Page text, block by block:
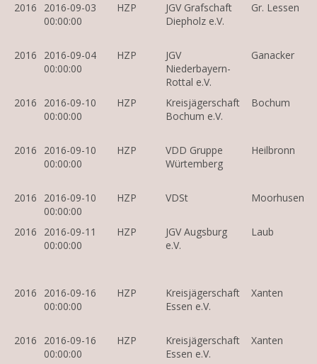
2016
2016-09-03
00:00:00
HZP
JGV Grafschaft
Diepholz e.V.
Gr. Lessen
2016
2016-09-04
00:00:00
HZP
JGV
Niederbayern-
Rottal e.V.
Ganacker
2016
2016-09-10
00:00:00
HZP
Kreisjägerschaft
Bochum e.V.
Bochum
2016
2016-09-10
00:00:00
HZP
VDD Gruppe
Würtemberg
Heilbronn
2016
2016-09-10
00:00:00
HZP VDSt Moorhusen
2016
2016-09-11
00:00:00
HZP
JGV Augsburg
e.V.
Laub
2016
2016-09-16
00:00:00
HZP
Kreisjägerschaft
Essen e.V.
Xanten
2016
2016-09-16
00:00:00
HZP
Kreisjägerschaft
Essen e.V.
Xanten